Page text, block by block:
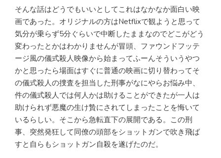
そんな話はどうでもいいとしてこれはなかなか面白い映
画であった。オリジナルの方はNetflixで観ようと思って
気分が乗らず5分ぐらいで中断したままなのでどこがどう
変わったとかはわかりませんが冒頭、ファウンドフッテ
ージ風の儀式殺人映像から始まってふーんそういうやつ
かと思ったら場面はすぐに普通の映画に切り替わってそ
の儀式殺人の捜査を担当した刑事がなにやらお悩み中、
件の儀式殺人では何人かは助けることができたが一人は
助けられず悪魔の生け贄にされてしまったことを悔いて
いるらしい。そこから急転直下の展開である。この刑
事、突然発狂して同僚の頭部をショットガンで吹き飛ば
すと自らもショットガン自殺を遂げたのだ。